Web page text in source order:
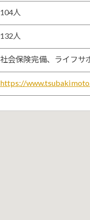
104人
132人
社会保険完備、ライフサ
https://